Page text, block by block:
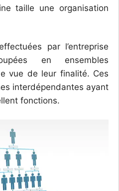
taille une organisation
par l’entreprise
en ensembles
vue de leur finalité. Ces
interdépendantes ayant
fonctions.